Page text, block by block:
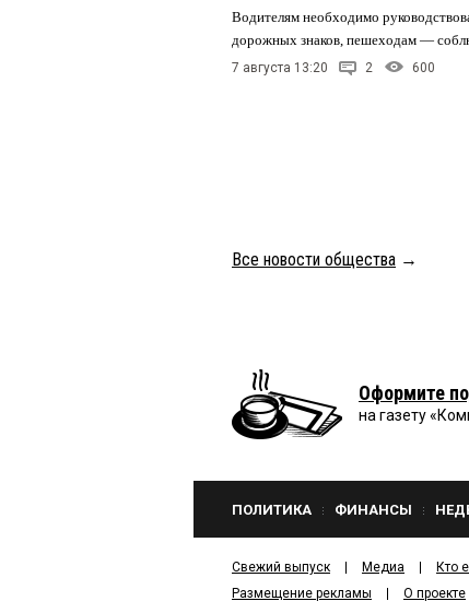
Водителям необходимо
дорожных знаков, пешеходам —
7 августа 13:20 2 600
Все новости общества →
Оформите
на газету
ПОЛИТИКА ФИНАНСЫ
Свежий выпуск Медиа Кто
Размещение рекламы
О проекте